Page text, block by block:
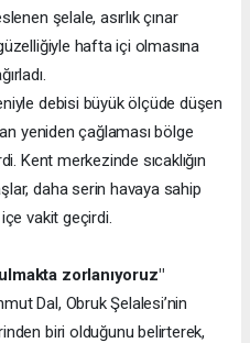
şelale, asırlık çınar
hafta içi olmasına
debisi büyük ölçüde düşen
yeniden çağlaması bölge
Kent merkezinde sıcaklığın
daha serin havaya sahip
vakit geçirdi.
zorlanıyoruz"
Dal, Obruk Şelalesi’nin
biri olduğunu belirterek,